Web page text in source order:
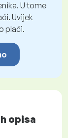
U tome
Uvijek
plaći.
opisa